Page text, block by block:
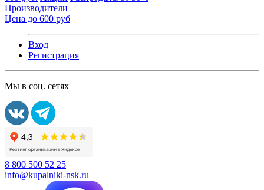
Производители
Цена до 600 руб
Вход
Регистрация
Мы в соц. сетях
8 800 500 52 25
info@kupalniki-nsk.ru